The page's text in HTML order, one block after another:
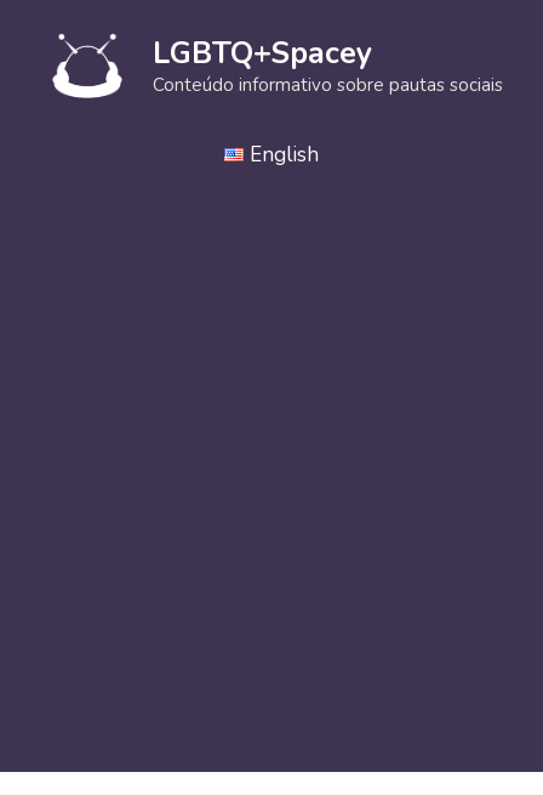
conteúdo
LGBTQ+Spacey
Conteúdo informativo sobre pautas sociais
English